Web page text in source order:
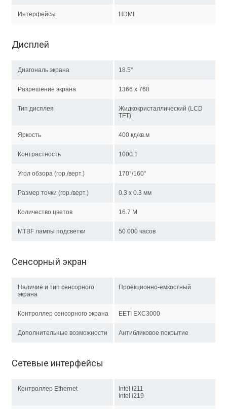
Интерфейсы HDMI
Дисплей
Диагональ экрана 18.5''
Разрешение экрана 1366 x 768
Тип дисплея
Жидкокристаллический (LCD
TFT)
Яркость 400 кд/кв.м
Контрастность 1000:1
Угол обзора (гор./верт.) 170°/160°
Размер точки (гор./верт.) 0.3 x 0.3 мм
Количество цветов 16.7 M
MTBF лампы подсветки 50 000 часов
Сенсорный экран
Наличие и тип сенсорного
экрана
Проекционно-ёмкостный
Контроллер сенсорного экрана EETI EXC3000
Дополнительные возможности Антибликовое покрытие
Сетевые интерфейсы
Контроллер Ethernet
Intel I211
Intel i219